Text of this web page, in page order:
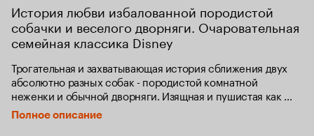
История любви избалованной породистой
собачки и веселого дворняги. Очаровательная
семейная классика Disney
Трогательная и захватывающая история сближения двух
абсолютно разных собак - породистой комнатной
неженки и обычной дворняги. Изящная и пушистая как
игрушка, коккер-спаниельша Леди была любимицей
хозяев, пока в их семье не появился младенец. Надетый
Полное описание